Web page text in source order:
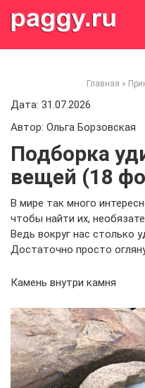
Главная »
Дата: 31.07.2026
Автор: Ольга Борзовская
Подборка
вещей (18
В мире так много
чтобы найти их,
Ведь вокруг нас столько
Достаточно просто
Камень внутри камня